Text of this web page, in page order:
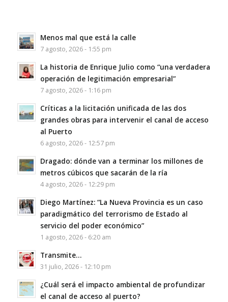
Menos mal que está la calle
7 agosto, 2026 - 1:55 pm
La historia de Enrique Julio como “una verdadera
operación de legitimación empresarial”
7 agosto, 2026 - 1:16 pm
Críticas a la licitación unificada de las dos
grandes obras para intervenir el canal de acceso
al Puerto
6 agosto, 2026 - 12:57 pm
Dragado: dónde van a terminar los millones de
metros cúbicos que sacarán de la ría
4 agosto, 2026 - 12:29 pm
Diego Martínez: “La Nueva Provincia es un caso
paradigmático del terrorismo de Estado al
servicio del poder económico”
1 agosto, 2026 - 6:20 am
Transmite…
31 julio, 2026 - 12:10 pm
¿Cuál será el impacto ambiental de profundizar
el canal de acceso al puerto?